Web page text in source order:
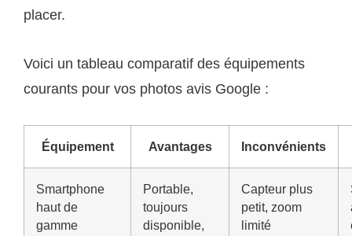
placer.
Voici un tableau comparatif des équipements
courants pour vos photos avis Google :
Équipement Avantages Inconvénients
Smartphone
haut de
gamme
Portable,
toujours
disponible,
Capteur plus
petit, zoom
limité